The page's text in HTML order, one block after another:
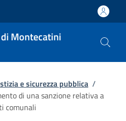
Montecatini
e sicurezza pubblica /
di una sanzione relativa a
comunali